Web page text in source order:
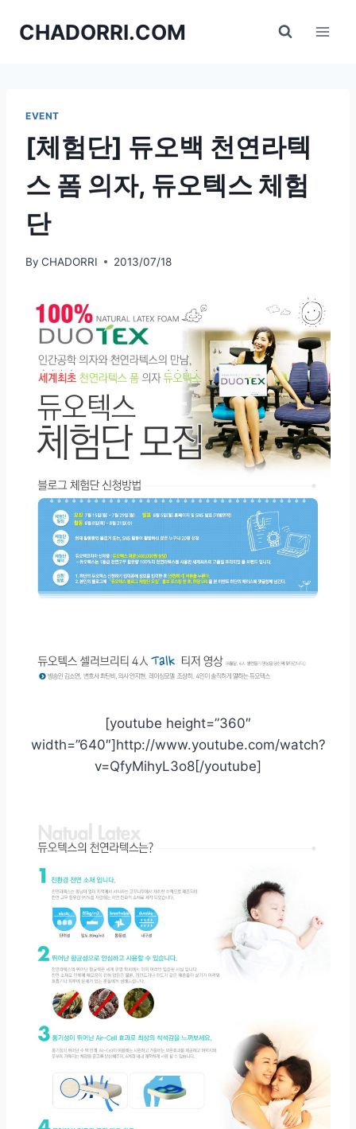
CHADORRI.COM
EVENT
[체험단] 듀오백 천연라텍
스 폼 의자, 듀오텍스 체험
단
By CHADORRI 2013/07/18
[youtube height=”360″
width=”640″]http://www.youtube.com/watch?
v=QfyMihyL3o8[/youtube]